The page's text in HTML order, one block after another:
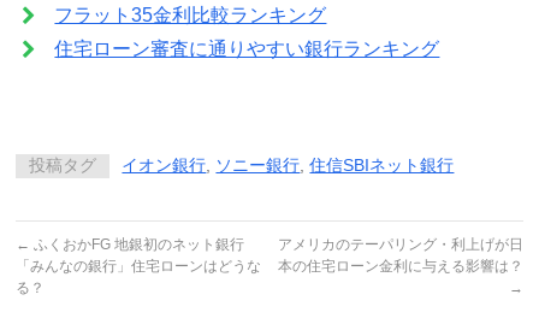
フラット35金利比較ランキング
住宅ローン審査に通りやすい銀行ランキング
投稿タグ イオン銀行, ソニー銀行,住信SBIネット銀行
← ふくおかFG 地銀初のネット銀行
「みんなの銀行」住宅ローンはどうな
る？
アメリカのテーパリング・利上げが日
本の住宅ローン金利に与える影響は？
→